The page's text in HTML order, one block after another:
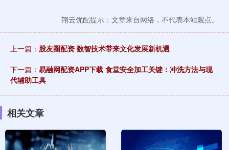
翔云优配提示：文章来自网络，不代表本站观点。
上一篇： 股友圈配资 数智技术带来文化发展新机遇
下一篇： 易融网配资APP下载 食堂安全加工关键：冲洗方法与现
代辅助工具
相关文章